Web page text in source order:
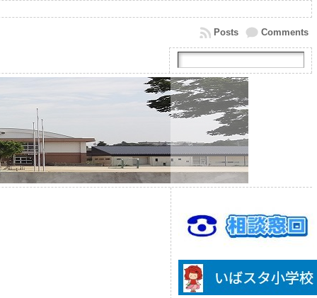
Comments
Posts